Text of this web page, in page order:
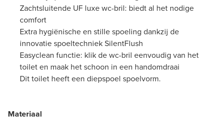
Zachtsluitende UF luxe wc-bril: biedt al het nodige
comfort
Extra hygiënische en stille spoeling dankzij de
innovatie spoeltechniek SilentFlush
Easyclean functie: klik de wc-bril eenvoudig van het
toilet en maak het schoon in een handomdraai
Dit toilet heeft een diepspoel spoelvorm.
Materiaal